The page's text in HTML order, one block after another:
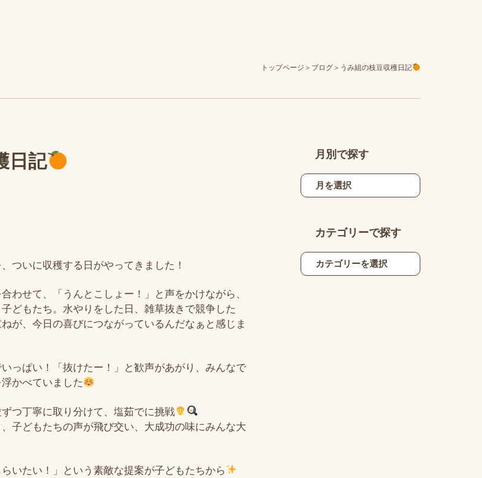
トップページ ブログ うみ組の枝豆収穫日記
日記
ついに収穫する日がやってきました！
わせて、「うんとこしょー！」と声をかけながら、
どもたち。水やりをした日、雑草抜きで競争した
が、今日の喜びにつながっているんだなぁと感じま
っぱい！「抜けたー！」と歓声があがり、みんなで
かべていました
つ丁寧に取り分けて、塩茹でに挑戦
、子どもたちの声が飛び交い、大成功の味にみんな大
いたい！」という素敵な提案が子どもたちから
月別で探す
カテゴリーで探す